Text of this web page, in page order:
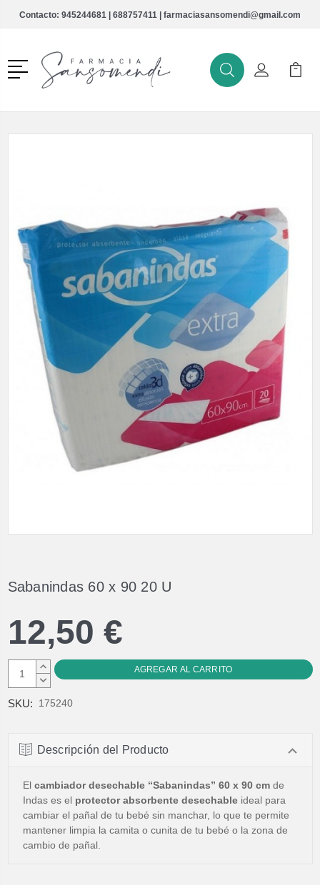
Contacto: 945244681 | 688757411 | farmaciasansomendi@gmail.com
Menú
BuscarMi Cuenta
Mi
Sabanindas 60 x 90 20 U
12,50 €
AUMENTAR
CANTIDAD:
DISMINUIR
SKU: 175240
Descripción del Producto
El cambiador desechable “Sabanindas” 60 x 90 cmde
Indas es el protector absorbente desechableideal para
cambiar el pañal de tu bebé sin manchar, lo que te permite
mantener limpia la camita o cunita de tu bebé o la zona de
cambio de pañal.